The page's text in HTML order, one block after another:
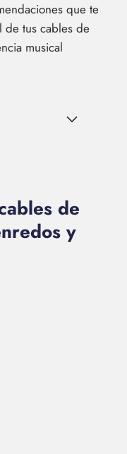
que te
de tus cables de
musical
de
y